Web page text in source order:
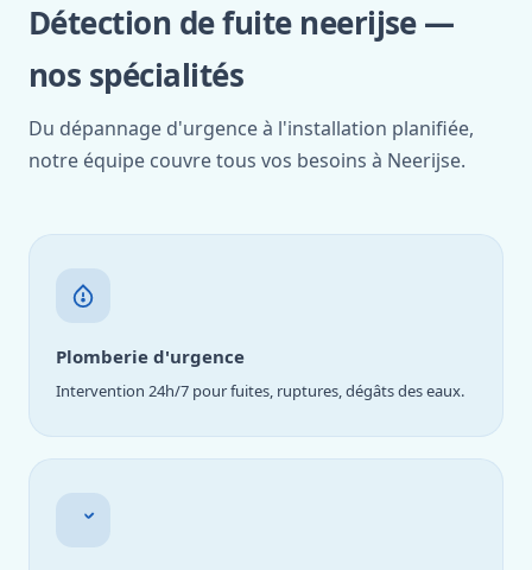
Détection de fuite neerijse —
nos spécialités
Du dépannage d'urgence à l'installation planifiée,
notre équipe couvre tous vos besoins à Neerijse.
Plomberie d'urgence
Intervention 24h/7 pour fuites, ruptures, dégâts des eaux.